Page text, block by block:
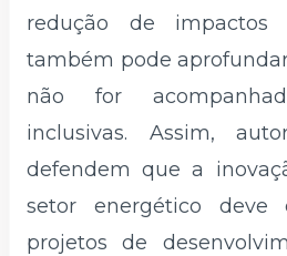
redução de impactos
também pode
não for
inclusivas. Assim,
defendem que a
setor energético deve
projetos de